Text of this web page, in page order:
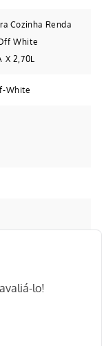
Cozinha Renda
White
X 2,70L
White
lo!